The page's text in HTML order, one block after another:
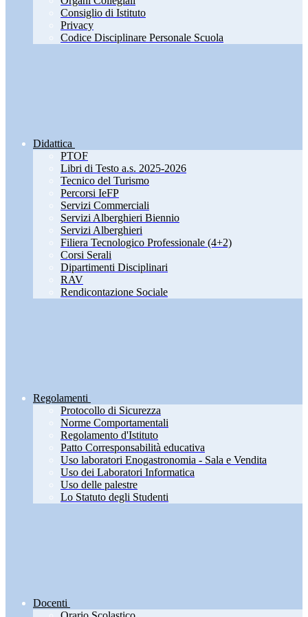
Consiglio di Istituto
Privacy
Codice Disciplinare Personale Scuola
Didattica
PTOF
Libri di Testo a.s. 2025-2026
Tecnico del Turismo
Percorsi IeFP
Servizi Commerciali
Servizi Alberghieri Biennio
Servizi Alberghieri
Filiera Tecnologico Professionale (4+2)
Corsi Serali
Dipartimenti Disciplinari
RAV
Rendicontazione Sociale
Regolamenti
Protocollo di Sicurezza
Norme Comportamentali
Regolamento d'Istituto
Patto Corresponsabilità educativa
Uso laboratori Enogastronomia - Sala e Vendita
Uso dei Laboratori Informatica
Uso delle palestre
Lo Statuto degli Studenti
Docenti